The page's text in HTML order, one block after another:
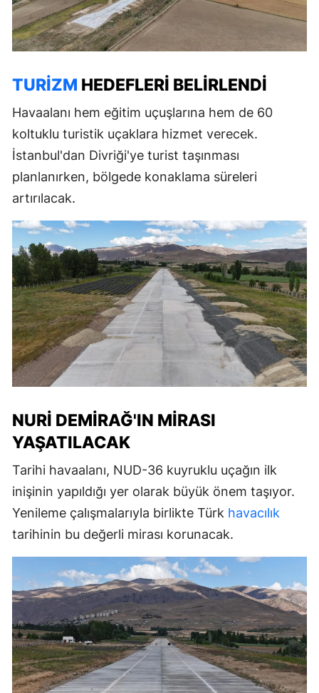
TURIZM HEDEFLERI BELIRLENDI
Havaalanı hem eğitim uçuşlarına hem de 60
koltuklu turistik uçaklara hizmet verecek.
İstanbul'dan Divriği'ye turist taşınması
planlanırken, bölgede konaklama süreleri
artırılacak.
NURI DEMIRAĞ'IN MIRASI
YAŞATILACAK
Tarihi havaalanı, NUD-36 kuyruklu uçağın ilk
inişinin yapıldığı yer olarak büyük önem taşıyor.
Yenileme çalışmalarıyla birlikte Türk havacılık
tarihinin bu değerli mirası korunacak.